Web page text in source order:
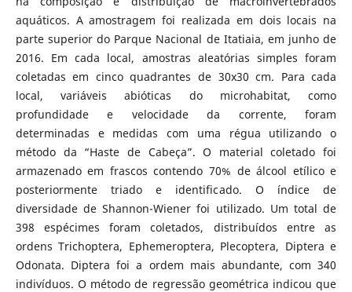
aquáticos. A amostragem foi realizada em dois locais na
parte superior do Parque Nacional de Itatiaia, em junho de
2016. Em cada local, amostras aleatórias simples foram
coletadas em cinco quadrantes de 30x30 cm. Para cada
local, variáveis ​​abióticas do microhabitat, como
profundidade e velocidade da corrente, foram
determinadas e medidas com uma régua utilizando o
método da “Haste de Cabeça”. O material coletado foi
armazenado em frascos contendo 70% de álcool etílico e
posteriormente triado e identificado. O índice de
diversidade de Shannon-Wiener foi utilizado. Um total de
398 espécimes foram coletados, distribuídos entre as
ordens Trichoptera, Ephemeroptera, Plecoptera, Diptera e
Odonata. Diptera foi a ordem mais abundante, com 340
indivíduos. O método de regressão geométrica indicou que